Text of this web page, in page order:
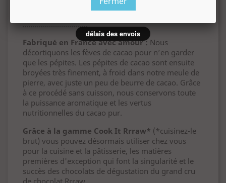
biologiques : Fèves de cacao brut*.
................................
Fabriqué en France avec amour : Nous
décortiquons les fèves de cacao pour n’en garder
que les pépites. Les pépites de cacao sont ensuite
broyées très finement, à froid dans notre meule de
pierre, avec juste un peu de beurre de cacao. Grâce
à ce procédé sans cuisson, nous conservons toute
la puissance aromatique et les vertus
nutritionnelles du cacao pur.
Grâce à la gamme Cook It Rrraw* (*cuisinez-le
brut) vous pouvez désormais utiliser chez vous
pour la cuisine et la pâtisserie, les matières
premières d'exception qui font la singularité et le
succès des chocolats de dégustation du grand cru
de chocolat Rrraw.
délais des envois